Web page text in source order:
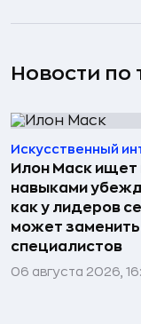
Новости по
Искусственный
Илон Маск ищет
навыками
как у лидеров
может заменить
специалистов
06 августа 2026,